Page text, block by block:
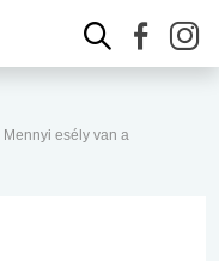
Mennyi esély van a